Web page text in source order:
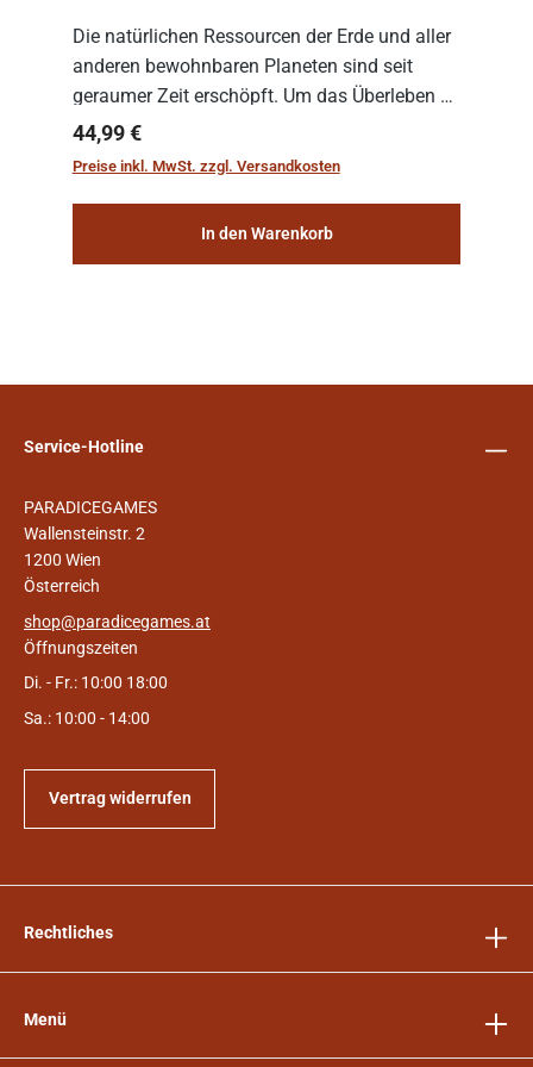
Die natürlichen Ressourcen der Erde und aller
anderen bewohnbaren Planeten sind seit
geraumer Zeit erschöpft. Um das Überleben zu
sichern, wurden die sogenannten
„Weltenschiffe“ gebaut. Auf diesen
Regulärer Preis:
44,99 €
Preise inkl. MwSt. zzgl. Versandkosten
In den Warenkorb
Service-Hotline
PARADICEGAMES
Wallensteinstr. 2
1200 Wien
Österreich
shop@paradicegames.at
Öffnungszeiten
Di. - Fr.: 10:00 18:00
Sa.: 10:00 - 14:00
Vertrag widerrufen
Rechtliches
Menü